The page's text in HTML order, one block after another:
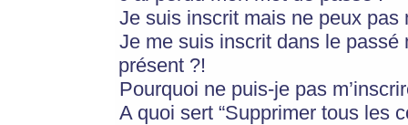
Je suis inscrit mais ne peux pas
Je me suis inscrit dans le
présent ?!
Pourquoi ne puis-je pas
A quoi sert “Supprimer tous les